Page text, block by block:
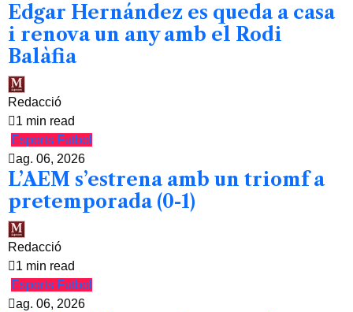
Edgar Hernández es queda a casa
i renova un any amb el Rodi
Balàfia
Redacció
1 min read
Esports Futbol
ag. 06, 2026
L’AEM s’estrena amb un triomf a
pretemporada (0-1)
Redacció
1 min read
Esports Futbol
ag. 06, 2026